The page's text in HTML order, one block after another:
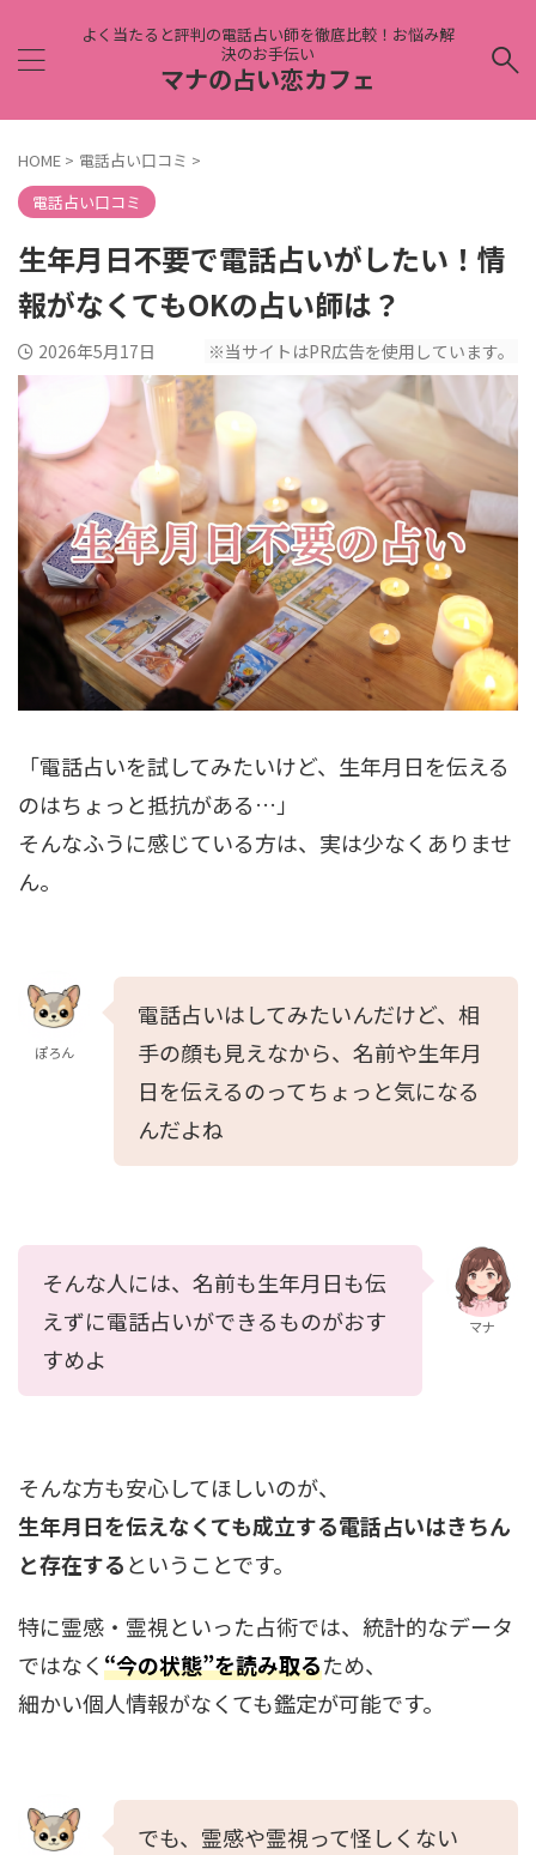
よく当たると評判の電話占い師を徹底比較！お悩み解
決のお手伝い
マナの占い恋カフェ
HOME > 電話占い口コミ >
電話占い口コミ
生年月日不要で電話占いがしたい！情
報がなくてもOKの占い師は？
2026年5月17日 ※当サイトはPR広告を使用しています。
「電話占いを試してみたいけど、生年月日を伝える
のはちょっと抵抗がある…」
そんなふうに感じている方は、実は少なくありませ
ん。
ぽろん
電話占いはしてみたいんだけど、相
手の顔も見えなから、名前や生年月
日を伝えるのってちょっと気になる
んだよね
そんな人には、名前も生年月日も伝
えずに電話占いができるものがおす
すめよ
マナ
そんな方も安心してほしいのが、
生年月日を伝えなくても成立する電話占いはきちん
と存在するということです。
特に霊感・霊視といった占術では、統計的なデータ
ではなく“今の状態”を読み取るため、
細かい個人情報がなくても鑑定が可能です。
でも、霊感や霊視って怪しくない